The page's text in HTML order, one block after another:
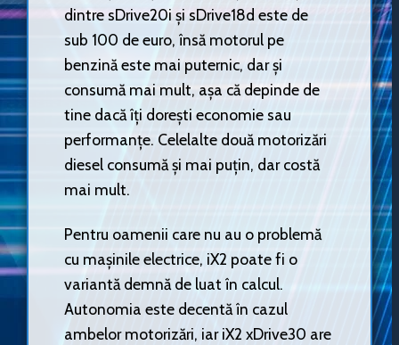
dintre sDrive20i și sDrive18d este de
sub 100 de euro, însă motorul pe
benzină este mai puternic, dar și
consumă mai mult, așa că depinde de
tine dacă îți dorești economie sau
performanțe. Celelalte două motorizări
diesel consumă și mai puțin, dar costă
mai mult.
Pentru oamenii care nu au o problemă
cu mașinile electrice, iX2 poate fi o
variantă demnă de luat în calcul.
Autonomia este decentă în cazul
ambelor motorizări, iar iX2 xDrive30 are